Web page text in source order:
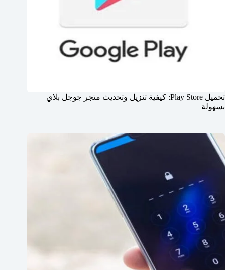
تحميل Play Store: كيفية تنزيل وتحديث متجر جوجل بلاي
بسهولة